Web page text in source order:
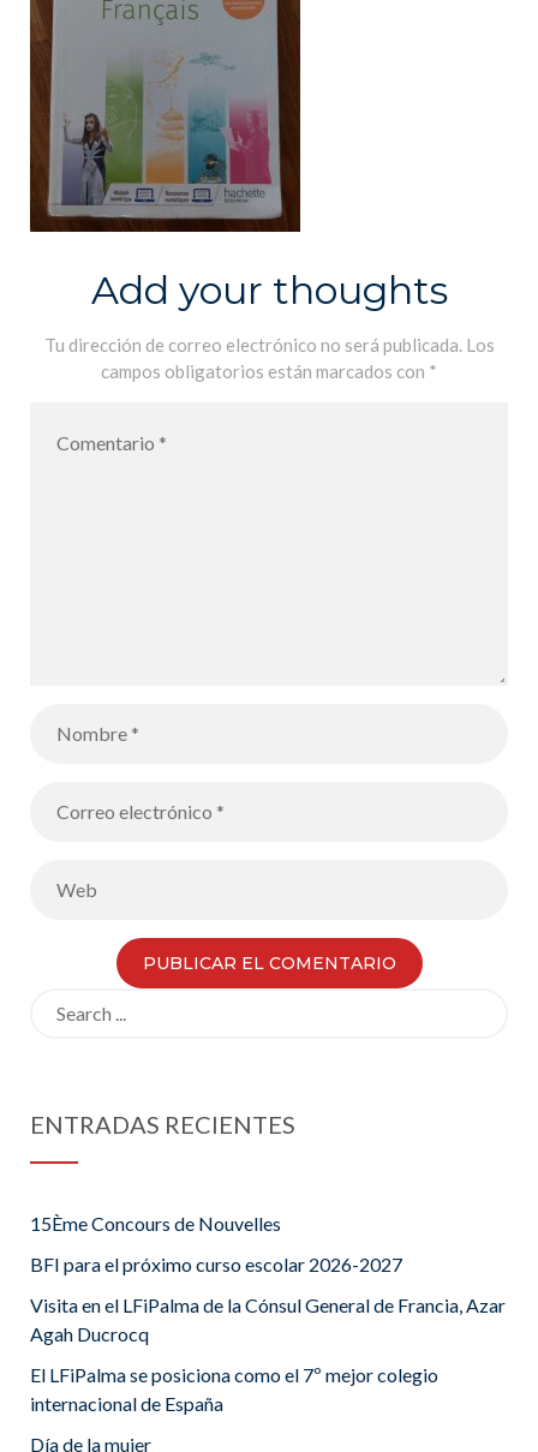
Add your thoughts
Tu dirección de correo electrónico no será publicada. Los
campos obligatorios están marcados con *
ENTRADAS RECIENTES
15Ème Concours de Nouvelles
BFI para el próximo curso escolar 2026-2027
Visita en el LFiPalma de la Cónsul General de Francia, Azar
Agah Ducrocq
El LFiPalma se posiciona como el 7º mejor colegio
internacional de España
Día de la mujer